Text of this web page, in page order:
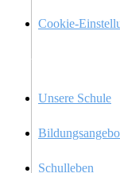
Cookie-
Menü
Unsere Schule
Schul­le­ben